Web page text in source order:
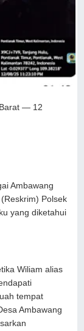
— 12
Ambawang
Polsek
yang diketahui
Wiliam alias
tempat
Ambawang